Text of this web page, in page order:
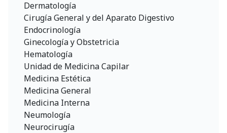
Dermatología
Cirugía General y del Aparato Digestivo
Endocrinología
Ginecología y Obstetricia
Hematología
Unidad de Medicina Capilar
Medicina Estética
Medicina General
Medicina Interna
Neumología
Neurocirugía